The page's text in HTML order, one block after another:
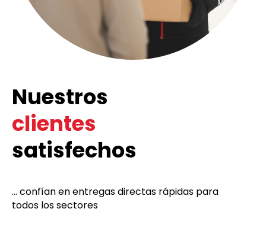
Nuestros
clientes
satisfechos
... confían en entregas directas rápidas para
todos los sectores